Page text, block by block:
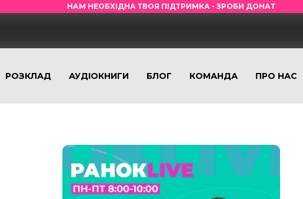
НАМ НЕОБХІДНА ТВОЯ ПІДТРИМКА - ЗРОБИ ДОНАТ
РОЗКЛАД АУДІОКНИГИ БЛОГ КОМАНДА ПРО НАС